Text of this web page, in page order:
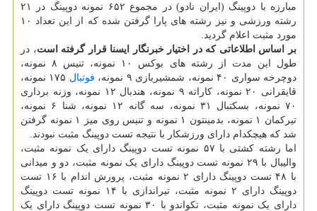
مبارزه با دوپینگ (ایران نادو) در مجموع ۶۵۲ نمونه دوپینگ در ۲۱
رشته ورزشی و نیز رشته های پارا گرفتن شده که از این تعداد ۱۰
مورد مثبت اعلام گردید.
بر اساس اطلاعاتی که در اختیار خبرنگار ایسنا قرار گرفته است، در
طول این مدت از رشته های بوکس ۱۰ نمونه، تنیس ۸ نمونه،
دوچرخه سواری ۴۰ نمونه، شمشیربازی ۹ نمونه،
فوتبال
۱۷۵ نمونه،
قایقرانی ۲۰ نمونه، کاراته ۹ نمونه، هندبال ۱۲ نمونه، وزنه برداری
۷۰ نمونه، بسکتبال ۳۱ نمونه، سه گانه ۱۲ نمونه، شنا ۶ نمونه،
تیرکمان ۱ نمونه، بدمینتون ۱ نمونه و تنیس روی میز ۱ نمونه گرفتن
شد که هیچکدام دارای ورزشکار با نتیجه تست دوپینگ مثبت نبودند.
اما رشته کشتی با ۵۷ نمونه تست دوپینگ دارای یک نمونه مثبت،
والیبال با ۲۹ نمونه تست دوپینگ دارای یک نمونه مثبت، دو و میدانی
با ۴۸ تست دوپینگ دارای ۲ نمونه مثبت، پرورش اندام با ۱۶ تست
دوپینگ دارای ۲ نمونه مثبت، تیراندازی با ۱۴ نمونه تست دوپینگ
دارای یک نمونه مثبت، تکواندو با ۳۰ نمونه تست دوپینگ دارای یک